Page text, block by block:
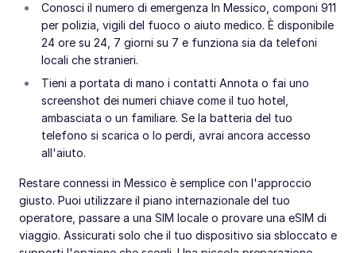
Conosci il numero di emergenza In Messico, componi 911
per polizia, vigili del fuoco o aiuto medico. È disponibile
24 ore su 24, 7 giorni su 7 e funziona sia da telefoni
locali che stranieri.
Tieni a portata di mano i contatti Annota o fai uno
screenshot dei numeri chiave come il tuo hotel,
ambasciata o un familiare. Se la batteria del tuo
telefono si scarica o lo perdi, avrai ancora accesso
all'aiuto.
Restare connessi in Messico è semplice con l'approccio
giusto. Puoi utilizzare il piano internazionale del tuo
operatore, passare a una SIM locale o provare una eSIM di
viaggio. Assicurati solo che il tuo dispositivo sia sbloccato e